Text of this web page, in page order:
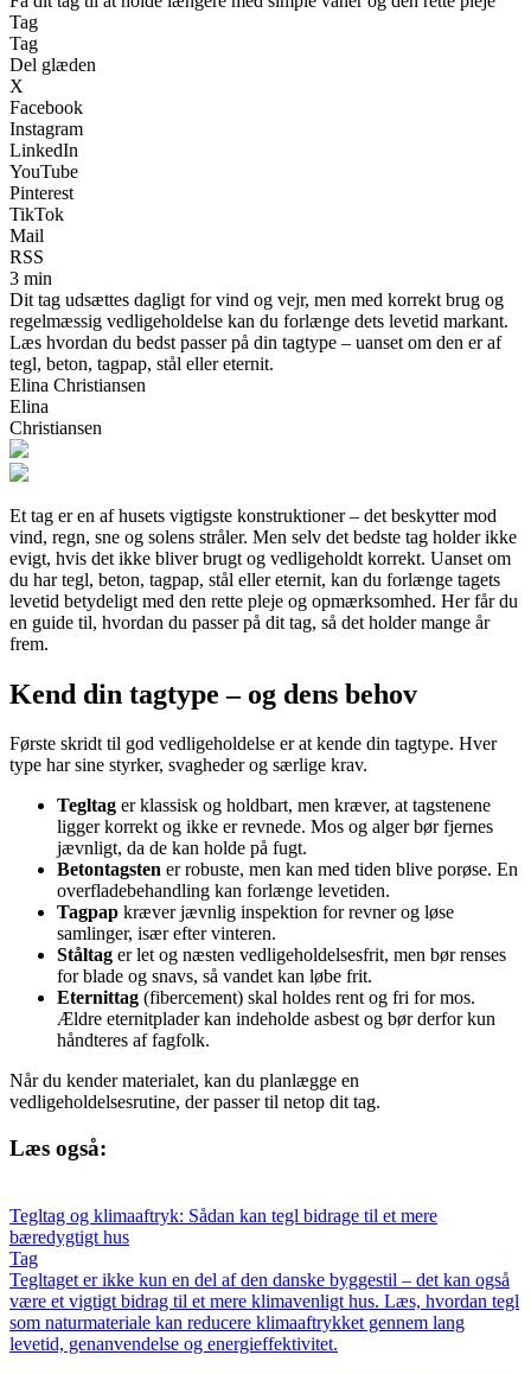
Tag
Tag
Del glæden
X
Facebook
Instagram
LinkedIn
YouTube
Pinterest
TikTok
Mail
RSS
3 min
Dit tag udsættes dagligt for vind og vejr, men med korrekt brug og
regelmæssig vedligeholdelse kan du forlænge dets levetid markant.
Læs hvordan du bedst passer på din tagtype – uanset om den er af
tegl, beton, tagpap, stål eller eternit.
Elina Christiansen
Elina
Christiansen
Et tag er en af husets vigtigste konstruktioner – det beskytter mod
vind, regn, sne og solens stråler. Men selv det bedste tag holder ikke
evigt, hvis det ikke bliver brugt og vedligeholdt korrekt. Uanset om
du har tegl, beton, tagpap, stål eller eternit, kan du forlænge tagets
levetid betydeligt med den rette pleje og opmærksomhed. Her får du
en guide til, hvordan du passer på dit tag, så det holder mange år
frem.
Kend din tagtype – og dens behov
Første skridt til god vedligeholdelse er at kende din tagtype. Hver
type har sine styrker, svagheder og særlige krav.
Tegltag er klassisk og holdbart, men kræver, at tagstenene
ligger korrekt og ikke er revnede. Mos og alger bør fjernes
jævnligt, da de kan holde på fugt.
Betontagsten er robuste, men kan med tiden blive porøse. En
overfladebehandling kan forlænge levetiden.
Tagpap kræver jævnlig inspektion for revner og løse
samlinger, især efter vinteren.
Ståltag er let og næsten vedligeholdelsesfrit, men bør renses
for blade og snavs, så vandet kan løbe frit.
Eternittag (fibercement) skal holdes rent og fri for mos.
Ældre eternitplader kan indeholde asbest og bør derfor kun
håndteres af fagfolk.
Når du kender materialet, kan du planlægge en
vedligeholdelsesrutine, der passer til netop dit tag.
Læs også:
Tegltag og klimaaftryk: Sådan kan tegl bidrage til et mere
bæredygtigt hus
Tag
Tegltaget er ikke kun en del af den danske byggestil – det kan også
være et vigtigt bidrag til et mere klimavenligt hus. Læs, hvordan tegl
som naturmateriale kan reducere klimaaftrykket gennem lang
levetid, genanvendelse og energieffektivitet.